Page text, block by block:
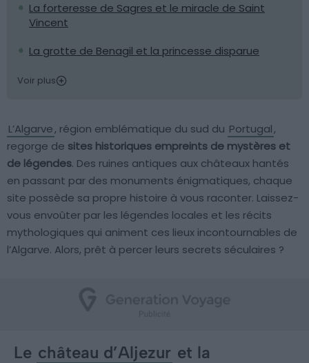
La forteresse de Sagres et le miracle de Saint
Vincent
La grotte de Benagil et la princesse disparue
Voir plus
L’Algarve, région emblématique du sud du Portugal,
regorge de sites historiques empreints de mystères et
de légendes. Des ruines antiques aux châteaux hantés
en passant par des monuments énigmatiques, chaque
site possède sa propre histoire à vous raconter. Laissez-
vous envoûter par les légendes locales et les récits
mythologiques qui animent ces lieux incontournables de
l’Algarve. Alors, prêt à percer leurs secrets séculaires ?
Le château d’Aljezur et la